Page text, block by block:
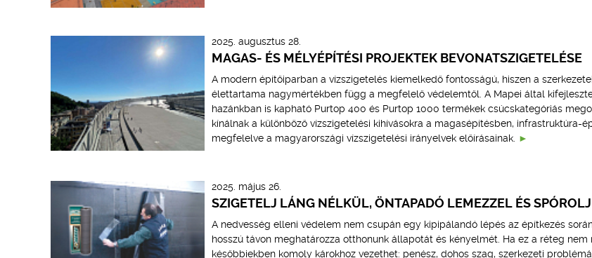
2025. augusztus 28.
MAGAS- ÉS MÉLYÉPÍTÉSI PROJEKTEK BEVONATSZIGETELÉSE
A modern építőiparban a vízszigetelés kiemelkedő fontosságú, hiszen a
élettartama nagymértékben függ a megfelelő védelemtől. A Mapei által
hazánkban is kapható Purtop 400 és Purtop 1000 termékek csúcskategóriás
kínálnak a különböző vízszigetelési kihívásokra a magasépítésben, infrastruktúra-
megfelelve a magyarországi vízszigetelési irányelvek előírásainak.
2025. május 26.
SZIGETELJ LÁNG NÉLKÜL, ÖNTAPADÓ LEMEZZEL ÉS
A nedvesség elleni védelem nem csupán egy kipipálandó lépés az építkezés
hosszú távon meghatározza otthonunk állapotát és kényelmét. Ha ez a réteg nem
későbbiekben komoly károkhoz vezethet: penész, dohos szag, szerkezeti